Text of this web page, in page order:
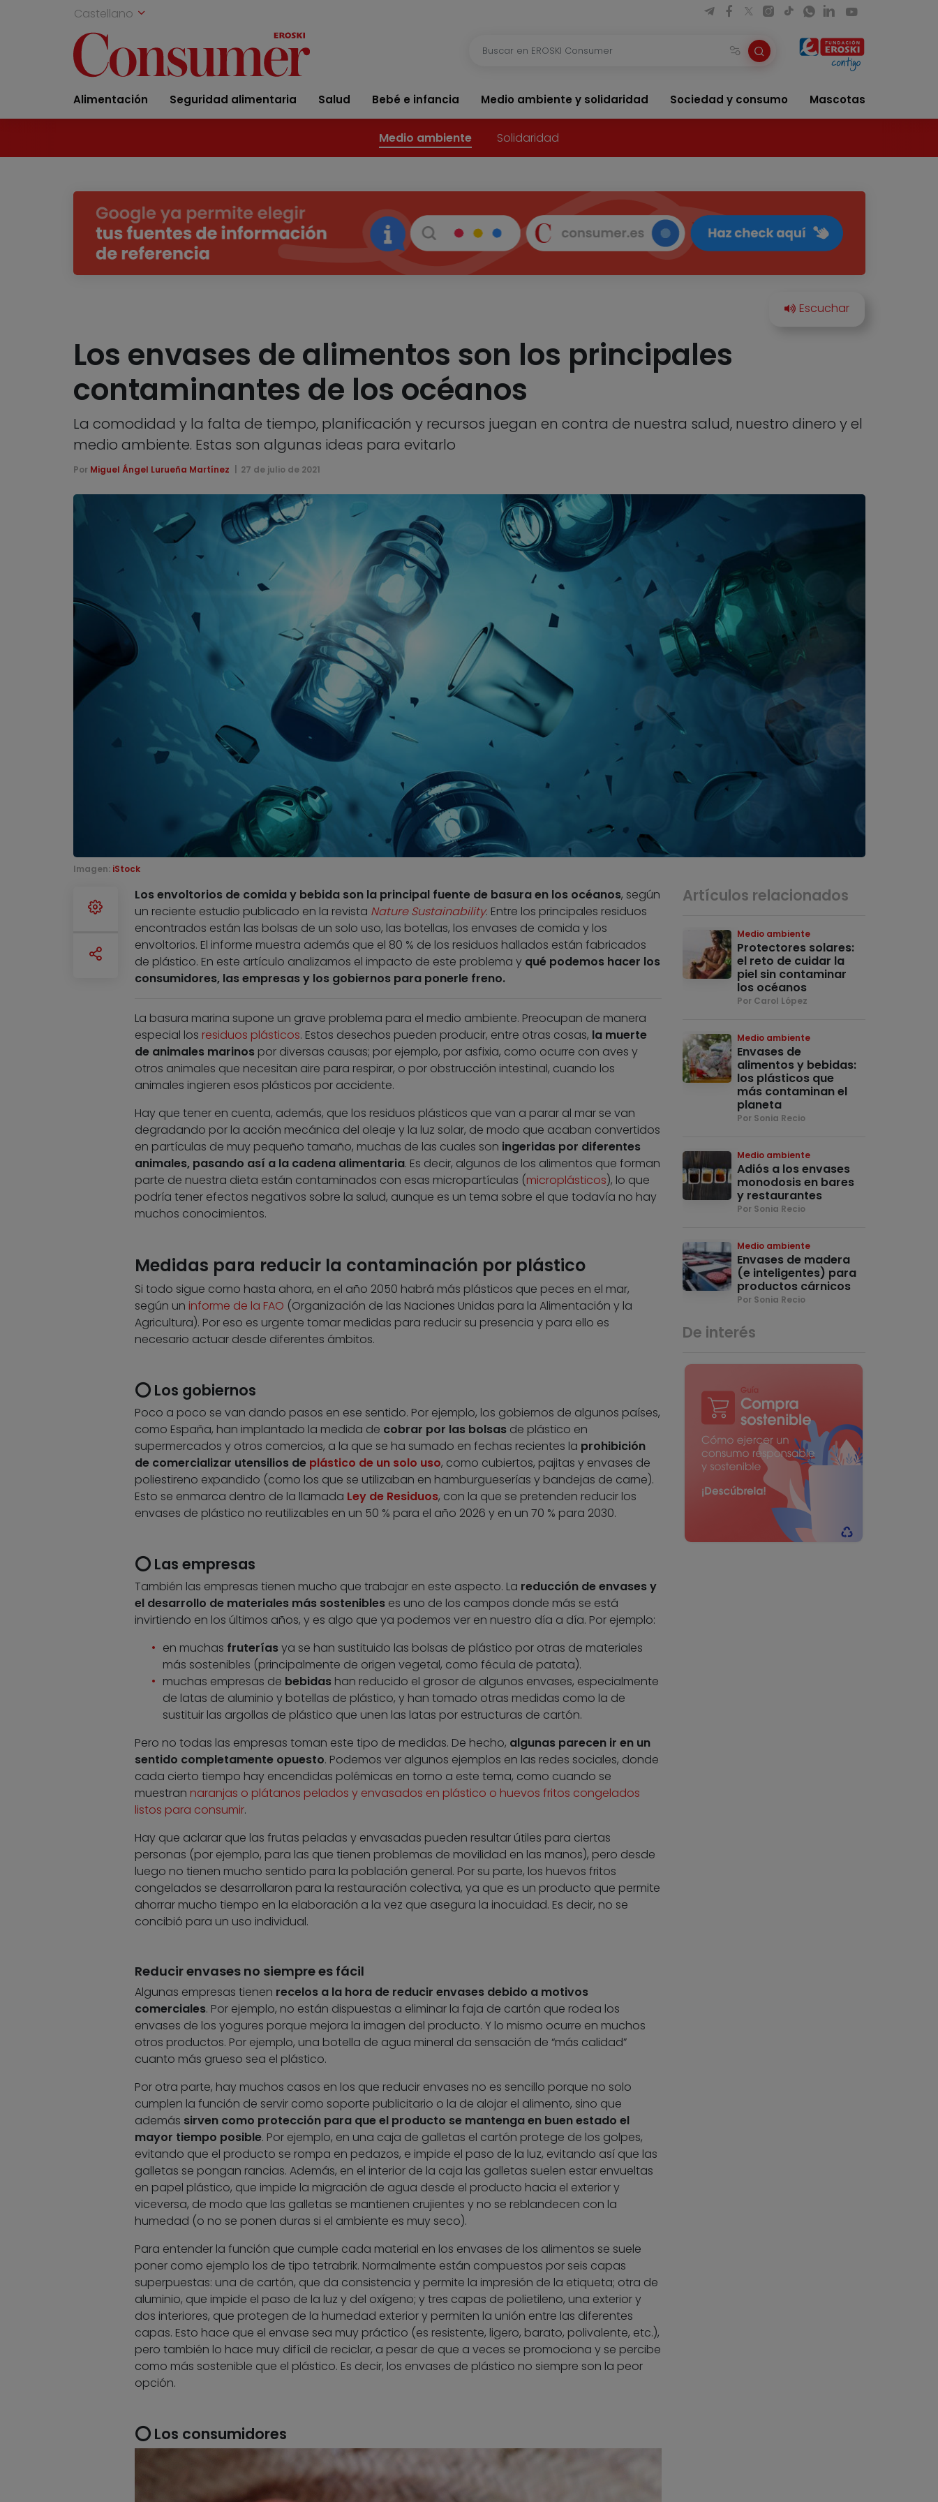
Castellano
Alimentación Seguridad alimentaria Salud Bebé e infancia Medio ambiente y solidaridad Sociedad y consumo Mascotas
Medio ambiente Solidaridad
Los envases de alimentos son los principales
contaminantes de los océanos
La comodidad y la falta de tiempo, planificación y recursos juegan en contra de nuestra salud, nuestro dinero y el
medio ambiente. Estas son algunas ideas para evitarlo
Por Miguel Ángel Lurueña Martínez 27 de julio de 2021
Imagen: iStock
Los envoltorios de comida y bebida son la principal fuente de basura en los océanos, según
un reciente estudio publicado en la revista Nature Sustainability. Entre los principales residuos
encontrados están las bolsas de un solo uso, las botellas, los envases de comida y los
envoltorios. El informe muestra además que el 80 % de los residuos hallados están fabricados
de plástico. En este artículo analizamos el impacto de este problema y qué podemos hacer los
consumidores, las empresas y los gobiernos para ponerle freno.
La basura marina supone un grave problema para el medio ambiente. Preocupan de manera
especial los residuos plásticos. Estos desechos pueden producir, entre otras cosas, la muerte
de animales marinospor diversas causas; por ejemplo, por asfixia, como ocurre con aves y
otros animales que necesitan aire para respirar, o por obstrucción intestinal, cuando los
animales ingieren esos plásticos por accidente.
Hay que tener en cuenta, además, que los residuos plásticos que van a parar al mar se van
degradando por la acción mecánica del oleaje y la luz solar, de modo que acaban convertidos
en partículas de muy pequeño tamaño, muchas de las cuales son ingeridas por diferentes
animales, pasando así a la cadena alimentaria. Es decir, algunos de los alimentos que forman
parte de nuestra dieta están contaminados con esas micropartículas (microplásticos), lo que
podría tener efectos negativos sobre la salud, aunque es un tema sobre el que todavía no hay
muchos conocimientos.
Medidas para reducir la contaminación por plástico
Si todo sigue como hasta ahora, en el año 2050 habrá más plásticos que peces en el mar,
según un informe de la FAO (Organización de las Naciones Unidas para la Alimentación y la
Agricultura). Por eso es urgente tomar medidas para reducir su presencia y para ello es
necesario actuar desde diferentes ámbitos.
⭕ Los gobiernos
Poco a poco se van dando pasos en ese sentido. Por ejemplo, los gobiernos de algunos países,
como España, han implantado la medida de cobrar por las bolsasde plástico en
supermercados y otros comercios, a la que se ha sumado en fechas recientes la prohibición
de comercializar utensilios de plástico de un solo uso, como cubiertos, pajitas y envases de
poliestireno expandido (como los que se utilizaban en hamburgueserías y bandejas de carne).
Esto se enmarca dentro de la llamada Ley de Residuos, con la que se pretenden reducir los
envases de plástico no reutilizables en un 50 % para el año 2026 y en un 70 % para 2030.
⭕ Las empresas
También las empresas tienen mucho que trabajar en este aspecto. La reducción de envases y
el desarrollo de materiales más sostenibleses uno de los campos donde más se está
invirtiendo en los últimos años, y es algo que ya podemos ver en nuestro día a día. Por ejemplo:
en muchas fruteríasya se han sustituido las bolsas de plástico por otras de materiales
más sostenibles (principalmente de origen vegetal, como fécula de patata).
muchas empresas de bebidashan reducido el grosor de algunos envases, especialmente
de latas de aluminio y botellas de plástico, y han tomado otras medidas como la de
sustituir las argollas de plástico que unen las latas por estructuras de cartón.
Pero no todas las empresas toman este tipo de medidas. De hecho, algunas parecen ir en un
sentido completamente opuesto. Podemos ver algunos ejemplos en las redes sociales, donde
cada cierto tiempo hay encendidas polémicas en torno a este tema, como cuando se
muestran naranjas o plátanos pelados y envasados en plástico o huevos fritos congelados
listos para consumir.
Hay que aclarar que las frutas peladas y envasadas pueden resultar útiles para ciertas
personas (por ejemplo, para las que tienen problemas de movilidad en las manos), pero desde
luego no tienen mucho sentido para la población general. Por su parte, los huevos fritos
congelados se desarrollaron para la restauración colectiva, ya que es un producto que permite
ahorrar mucho tiempo en la elaboración a la vez que asegura la inocuidad. Es decir, no se
concibió para un uso individual.
Reducir envases no siempre es fácil
Algunas empresas tienen recelos a la hora de reducir envases debido a motivos
comerciales. Por ejemplo, no están dispuestas a eliminar la faja de cartón que rodea los
envases de los yogures porque mejora la imagen del producto. Y lo mismo ocurre en muchos
otros productos. Por ejemplo, una botella de agua mineral da sensación de “más calidad”
cuanto más grueso sea el plástico.
Por otra parte, hay muchos casos en los que reducir envases no es sencillo porque no solo
cumplen la función de servir como soporte publicitario o la de alojar el alimento, sino que
además sirven como protección para que el producto se mantenga en buen estado el
mayor tiempo posible. Por ejemplo, en una caja de galletas el cartón protege de los golpes,
evitando que el producto se rompa en pedazos, e impide el paso de la luz, evitando así que las
galletas se pongan rancias. Además, en el interior de la caja las galletas suelen estar envueltas
en papel plástico, que impide la migración de agua desde el producto hacia el exterior y
viceversa, de modo que las galletas se mantienen crujientes y no se reblandecen con la
humedad (o no se ponen duras si el ambiente es muy seco).
Para entender la función que cumple cada material en los envases de los alimentos se suele
poner como ejemplo los de tipo tetrabrik. Normalmente están compuestos por seis capas
superpuestas: una de cartón, que da consistencia y permite la impresión de la etiqueta; otra de
aluminio, que impide el paso de la luz y del oxígeno; y tres capas de polietileno, una exterior y
dos interiores, que protegen de la humedad exterior y permiten la unión entre las diferentes
capas. Esto hace que el envase sea muy práctico (es resistente, ligero, barato, polivalente, etc.),
pero también lo hace muy difícil de reciclar, a pesar de que a veces se promociona y se percibe
como más sostenible que el plástico. Es decir, los envases de plástico no siempre son la peor
opción.
⭕ Los consumidores
Artículos relacionados
Medio ambiente
Protectores solares:
el reto de cuidar la
piel sin contaminar
los océanos
Por Carol López
Medio ambiente
Envases de
alimentos y bebidas:
los plásticos que
más contaminan el
planeta
Por Sonia Recio
Medio ambiente
Adiós a los envases
monodosis en bares
y restaurantes
Por Sonia Recio
Medio ambiente
Envases de madera
(e inteligentes) para
productos cárnicos
Por Sonia Recio
De interés